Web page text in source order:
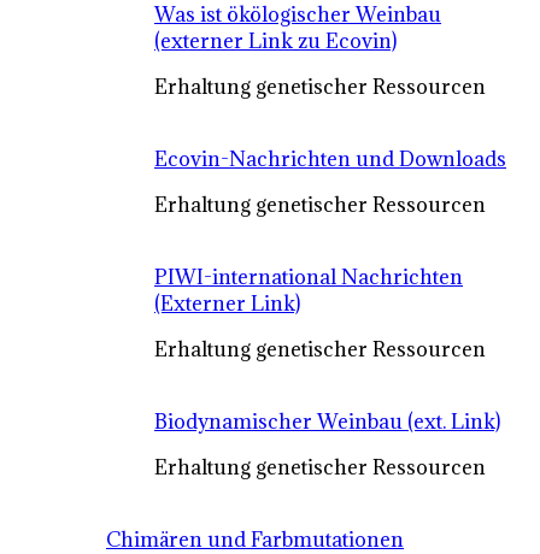
Was ist ökölogischer Weinbau
(externer Link zu Ecovin)
Erhaltung genetischer Ressourcen
Ecovin-Nachrichten und Downloads
Erhaltung genetischer Ressourcen
PIWI-international Nachrichten
(Externer Link)
Erhaltung genetischer Ressourcen
Biodynamischer Weinbau (ext. Link)
Erhaltung genetischer Ressourcen
Chimären und Farbmutationen